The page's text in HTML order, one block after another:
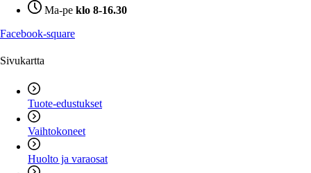
Ma-peklo 8-16.30
Facebook-square
Sivukartta
Tuote-edustukset
Vaihtokoneet
Huolto ja varaosat